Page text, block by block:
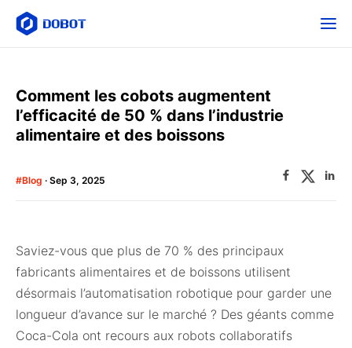
Comment les cobots augmentent
l’efficacité de 50 % dans l’industrie
alimentaire et des boissons
#Blog · Sep 3, 2025
Saviez-vous que plus de 70 % des principaux
fabricants alimentaires et de boissons utilisent
désormais l’automatisation robotique pour garder une
longueur d’avance sur le marché ? Des géants comme
Coca-Cola ont recours aux robots collaboratifs